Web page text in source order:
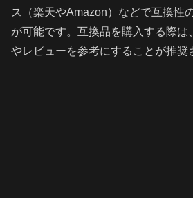
ス（楽天やAmazon）などで互換性
が可能です。互換品を購入する際は
やレビューを参考にすることが推奨